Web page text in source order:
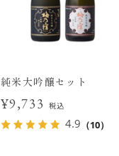
純米大吟醸セット
¥9,733 税込
4.9 （10）